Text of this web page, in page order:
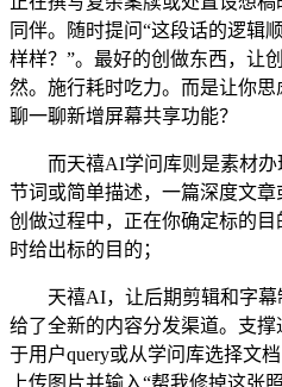
同伴。随时提问“这段话的逻辑
样样？”。最好的创做东西，让
然。施行耗时吃力。而是让你
聊一聊新增屏幕共享功能？
而天禧AI学问库则是素材办
节词或简单描述，一篇深度文章
创做过程中，正在你确定标的
时给出标的目的；
天禧AI，让后期剪辑和字幕
给了全新的内容分发渠道。支
于用户query或从学问库选择文
上传图片并输入“帮我修掉这张